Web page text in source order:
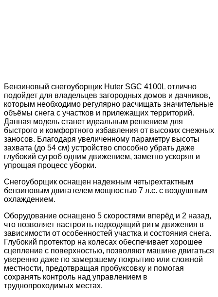
Бензиновый снегоуборщик Huter SGC 4100L отлично
подойдет для владельцев загородных домов и дачников,
которым необходимо регулярно расчищать значительные
объёмы снега с участков и прилежащих территорий.
Данная модель станет идеальным решением для
быстрого и комфортного избавления от высоких снежных
заносов. Благодаря увеличенному параметру высоты
захвата (до 54 см) устройство способно убрать даже
глубокий сугроб одним движением, заметно ускоряя и
упрощая процесс уборки.
Снегоуборщик оснащен надежным четырехтактным
бензиновым двигателем мощностью 7 л.с. с воздушным
охлаждением.
Оборудование оснащено 5 скоростями вперёд и 2 назад,
что позволяет настроить подходящий ритм движения в
зависимости от особенностей участка и состояния снега.
Глубокий протектор на колесах обеспечивает хорошее
сцепление с поверхностью, позволяют машине двигаться
уверенно даже по замерзшему покрытию или сложной
местности, предотвращая пробуксовку и помогая
сохранять контроль над управлением в
труднопроходимых местах.